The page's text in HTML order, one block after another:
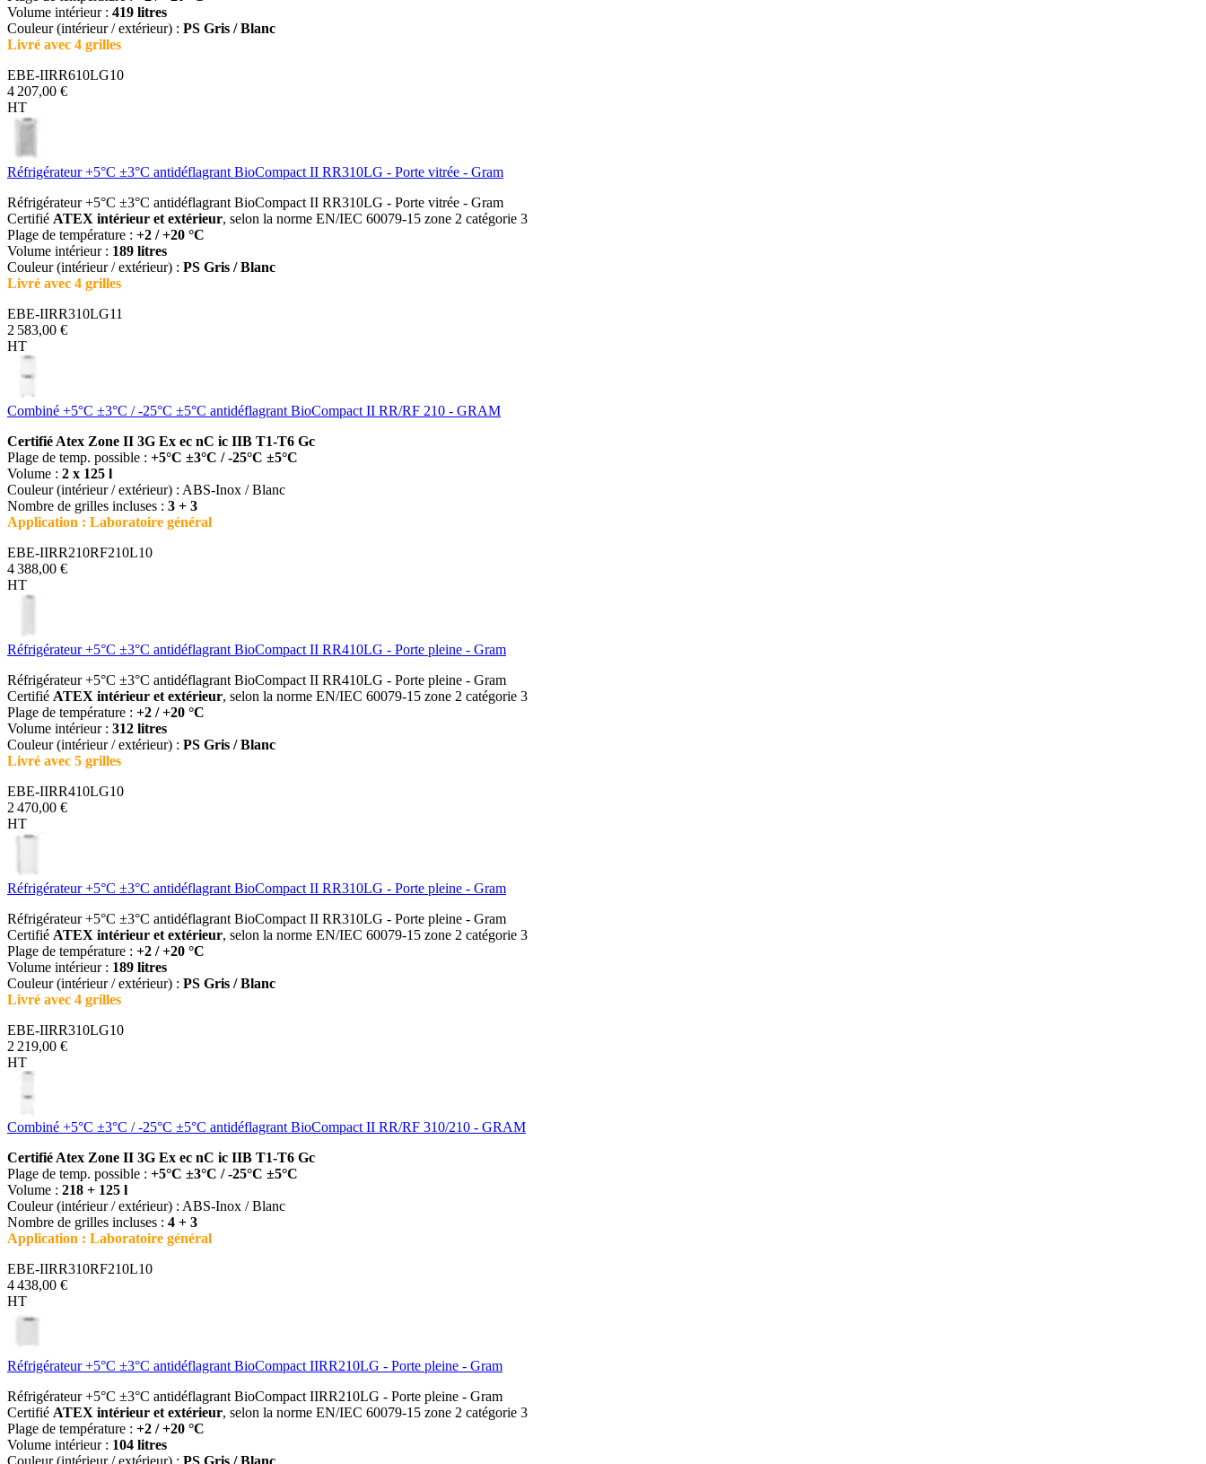
Volume intérieur : 419 litres
Couleur (intérieur / extérieur) : PS Gris / Blanc
Livré avec 4 grilles
EBE-IIRR610LG10
4 207,00 €
HT
Réfrigérateur +5°C ±3°C antidéflagrant BioCompact II RR310LG - Porte vitrée - Gram
Réfrigérateur +5°C ±3°C antidéflagrant BioCompact II RR310LG - Porte vitrée - Gram
Certifié ATEX intérieur et extérieur, selon la norme EN/IEC 60079-15 zone 2 catégorie 3
Plage de température : +2 / +20 °C
Volume intérieur : 189 litres
Couleur (intérieur / extérieur) : PS Gris / Blanc
Livré avec 4 grilles
EBE-IIRR310LG11
2 583,00 €
HT
Combiné +5°C ±3°C / -25°C ±5°C antidéflagrant BioCompact II RR/RF 210 - GRAM
Certifié Atex Zone II 3G Ex ec nC ic IIB T1-T6 Gc
Plage de temp. possible : +5°C ±3°C / -25°C ±5°C
Volume : 2 x 125 l
Couleur (intérieur / extérieur) : ABS-Inox / Blanc
Nombre de grilles incluses : 3 + 3
Application : Laboratoire général
EBE-IIRR210RF210L10
4 388,00 €
HT
Réfrigérateur +5°C ±3°C antidéflagrant BioCompact II RR410LG - Porte pleine - Gram
Réfrigérateur +5°C ±3°C antidéflagrant BioCompact II RR410LG - Porte pleine - Gram
Certifié ATEX intérieur et extérieur, selon la norme EN/IEC 60079-15 zone 2 catégorie 3
Plage de température : +2 / +20 °C
Volume intérieur : 312 litres
Couleur (intérieur / extérieur) : PS Gris / Blanc
Livré avec 5 grilles
EBE-IIRR410LG10
2 470,00 €
HT
Réfrigérateur +5°C ±3°C antidéflagrant BioCompact II RR310LG - Porte pleine - Gram
Réfrigérateur +5°C ±3°C antidéflagrant BioCompact II RR310LG - Porte pleine - Gram
Certifié ATEX intérieur et extérieur, selon la norme EN/IEC 60079-15 zone 2 catégorie 3
Plage de température : +2 / +20 °C
Volume intérieur : 189 litres
Couleur (intérieur / extérieur) : PS Gris / Blanc
Livré avec 4 grilles
EBE-IIRR310LG10
2 219,00 €
HT
Combiné +5°C ±3°C / -25°C ±5°C antidéflagrant BioCompact II RR/RF 310/210 - GRAM
Certifié Atex Zone II 3G Ex ec nC ic IIB T1-T6 Gc
Plage de temp. possible : +5°C ±3°C / -25°C ±5°C
Volume : 218 + 125 l
Couleur (intérieur / extérieur) : ABS-Inox / Blanc
Nombre de grilles incluses : 4 + 3
Application : Laboratoire général
EBE-IIRR310RF210L10
4 438,00 €
HT
Réfrigérateur +5°C ±3°C antidéflagrant BioCompact IIRR210LG - Porte pleine - Gram
Réfrigérateur +5°C ±3°C antidéflagrant BioCompact IIRR210LG - Porte pleine - Gram
Certifié ATEX intérieur et extérieur, selon la norme EN/IEC 60079-15 zone 2 catégorie 3
Plage de température : +2 / +20 °C
Volume intérieur : 104 litres
Couleur (intérieur / extérieur) : PS Gris / Blanc